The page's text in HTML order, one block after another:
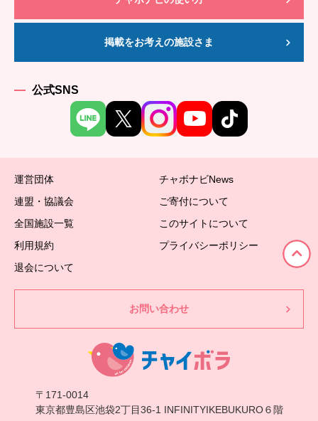
掲載をお考えの施設さま
公式SNS
運営団体
チャボナビNews
連盟・協議会
ご寄付について
全国施設一覧
このサイトについて
利用規約
プライバシーポリシー
退会について
お問い合わせ
〒171-0014
東京都豊島区池袋2丁目36-1 INFINITYIKEBUKURO６階